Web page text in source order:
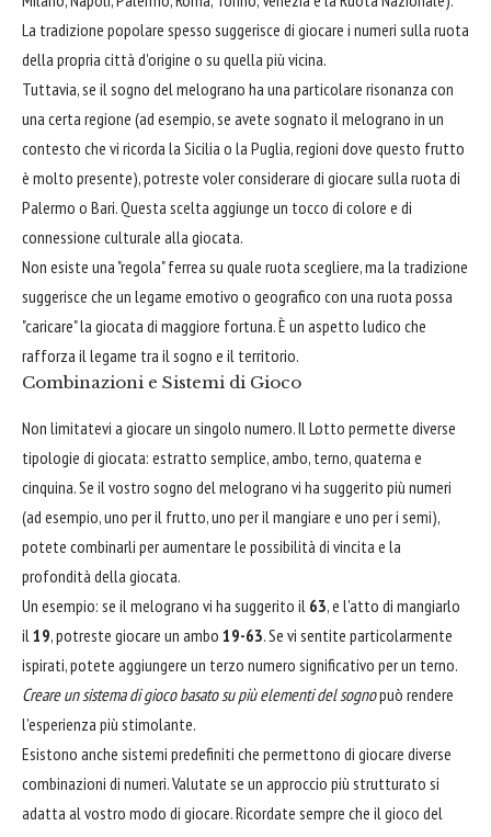
La tradizione popolare spesso suggerisce di giocare i numeri sulla ruota
della propria città d'origine o su quella più vicina.
Tuttavia, se il sogno del melograno ha una particolare risonanza con
una certa regione (ad esempio, se avete sognato il melograno in un
contesto che vi ricorda la Sicilia o la Puglia, regioni dove questo frutto
è molto presente), potreste voler considerare di giocare sulla ruota di
Palermo o Bari. Questa scelta aggiunge un tocco di colore e di
connessione culturale alla giocata.
Non esiste una "regola" ferrea su quale ruota scegliere, ma la tradizione
suggerisce che un legame emotivo o geografico con una ruota possa
"caricare" la giocata di maggiore fortuna. È un aspetto ludico che
rafforza il legame tra il sogno e il territorio.
Combinazioni e Sistemi di Gioco
Non limitatevi a giocare un singolo numero. Il Lotto permette diverse
tipologie di giocata: estratto semplice, ambo, terno, quaterna e
cinquina. Se il vostro sogno del melograno vi ha suggerito più numeri
(ad esempio, uno per il frutto, uno per il mangiare e uno per i semi),
potete combinarli per aumentare le possibilità di vincita e la
profondità della giocata.
Un esempio: se il melograno vi ha suggerito il 63, e l'atto di mangiarlo
il 19, potreste giocare un ambo 19-63. Se vi sentite particolarmente
ispirati, potete aggiungere un terzo numero significativo per un terno.
Creare un sistema di gioco basato su più elementi del sognopuò rendere
l'esperienza più stimolante.
Esistono anche sistemi predefiniti che permettono di giocare diverse
combinazioni di numeri. Valutate se un approccio più strutturato si
adatta al vostro modo di giocare. Ricordate sempre che il gioco del